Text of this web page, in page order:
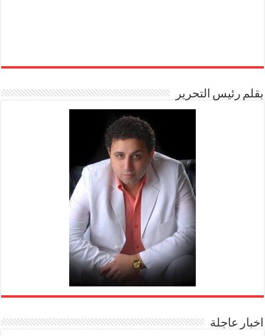
بقلم رئيس التحرير
اخبار عاجلة